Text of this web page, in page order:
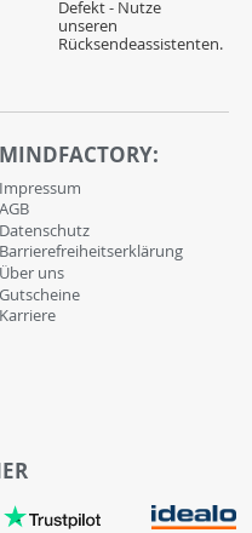
Defekt - Nutze
unseren
Rücksendeassistenten.
MINDFACTORY:
Impressum
AGB
Datenschutz
Barrierefreiheitserklärung
Über uns
Gutscheine
Karriere